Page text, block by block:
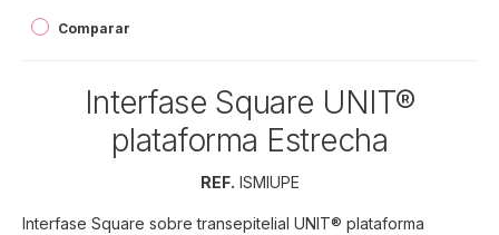
Comparar
Interfase Square UNIT®
plataforma Estrecha
REF. ISMIUPE
Interfase Square sobre transepitelial UNIT® plataforma